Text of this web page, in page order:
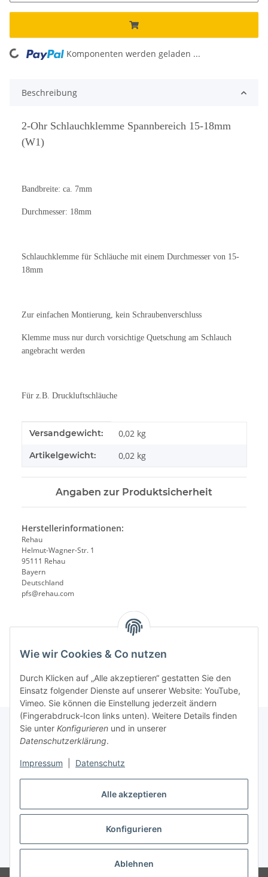
Alle akzeptieren
Konfigurieren
Ablehnen
Wie wir Cookies & Co nutzen
Durch Klicken auf „Alle akzeptieren“ gestatten Sie den
Einsatz folgender Dienste auf unserer Website: YouTube,
Vimeo. Sie können die Einstellung jederzeit ändern
(Fingerabdruck-Icon links unten). Weitere Details finden
Sie unter Konfigurieren und in unserer
Datenschutzerklärung.
Impressum Datenschutz
Loading... Komponenten werden geladen ...
Beschreibung
2-Ohr Schlauchklemme Spannbereich 15-18mm
(W1)
Bandbreite: ca. 7mm
Durchmesser: 18mm
Schlauchklemme für Schläuche mit einem Durchmesser von 15-
18mm
Zur einfachen Montierung, kein Schraubenverschluss
Klemme muss nur durch vorsichtige Quetschung am Schlauch
angebracht werden
Für z.B. Druckluftschläuche
Produkteigenschaft
Wert
Versandgewicht: 0,02 kg
Artikelgewicht: 0,02 kg
Angaben zur Produktsicherheit
Herstellerinformationen:
Rehau
Helmut-Wagner-Str. 1
95111 Rehau
Bayern
Deutschland
pfs@rehau.com
Gesetzliche Informationen
Vertrag widerrufen
* Alle Preise inkl. gesetzlicher USt., zzgl.Versand